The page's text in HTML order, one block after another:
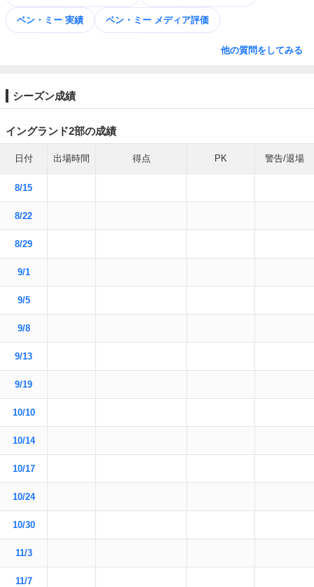
ベン・ミー 実績 ベン・ミー メディア評価
他の質問をしてみる
シーズン成績
イングランド2部の成績
日付 出場時間 得点 PK 警告/退場
8/15
8/22
8/29
9/1
9/5
9/8
9/13
9/19
10/10
10/14
10/17
10/24
10/30
11/3
11/7